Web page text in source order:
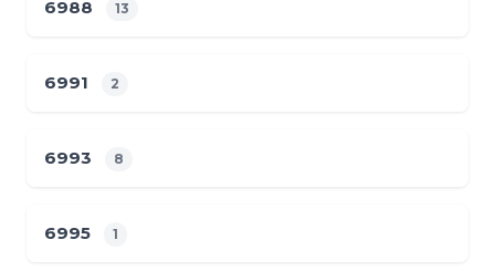
6988 13
6991 2
6993 8
6995 1